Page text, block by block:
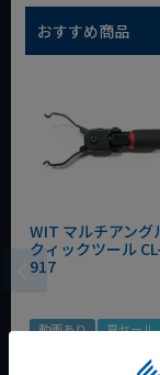
おすすめ商品
WIT マルチアング
クィックツール
917
動画あり 夏セール